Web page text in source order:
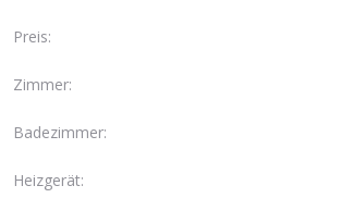
Preis:
Zimmer:
Badezimmer:
Heizgerät: